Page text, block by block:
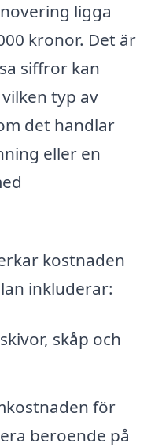
ligga
kronor. Det är
siffror kan
typ av
det handlar
eller en
kostnaden
inkluderar:
skåp och
för
beroende på